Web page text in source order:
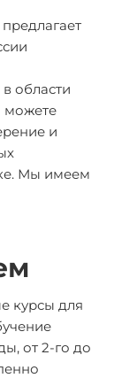
области
можете
и
Мы имеем
курсы для
от 2-го до